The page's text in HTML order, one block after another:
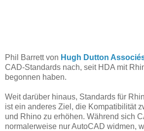
Phil Barrett von Hugh Dutton
CAD-Standards nach, seit HDA mit
begonnen haben.
Weit darüber hinaus, Standards für
ist ein anderes Ziel, die Kompatibilität
und Rhino zu erhöhen. Während sich
normalerweise nur AutoCAD widmen,